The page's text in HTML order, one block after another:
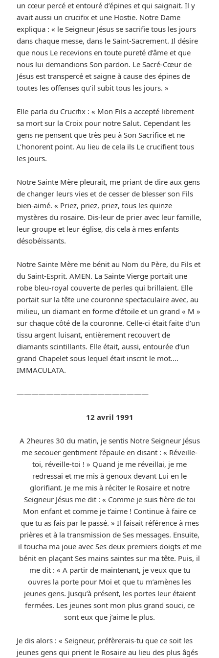
un cœur percé et entouré d’épines et qui saignait. Il y
avait aussi un crucifix et une Hostie. Notre Dame
expliqua : « le Seigneur Jésus se sacrifie tous les jours
dans chaque messe, dans le Saint-Sacrement. Il désire
que nous Le recevions en toute pureté d’âme et que
nous lui demandions Son pardon. Le Sacré-Cœur de
Jésus est transpercé et saigne à cause des épines de
toutes les offenses qu’il subit tous les jours. »
Elle parla du Crucifix : « Mon Fils a accepté librement
sa mort sur la Croix pour notre Salut. Cependant les
gens ne pensent que très peu à Son Sacrifice et ne
L’honorent point. Au lieu de cela ils Le crucifient tous
les jours.
Notre Sainte Mère pleurait, me priant de dire aux gens
de changer leurs vies et de cesser de blesser son Fils
bien-aimé. « Priez, priez, priez, tous les quinze
mystères du rosaire. Dis-leur de prier avec leur famille,
leur groupe et leur église, dis cela à mes enfants
désobéissants.
Notre Sainte Mère me bénit au Nom du Père, du Fils et
du Saint-Esprit. AMEN. La Sainte Vierge portait une
robe bleu-royal couverte de perles qui brillaient. Elle
portait sur la tête une couronne spectaculaire avec, au
milieu, un diamant en forme d’étoile et un grand « M »
sur chaque côté de la couronne. Celle-ci était faite d’un
tissu argent luisant, entièrement recouvert de
diamants scintillants. Elle était, aussi, entourée d’un
grand Chapelet sous lequel était inscrit le mot….
IMMACULATA.
——————————————————
12 avril 1991
A 2heures 30 du matin, je sentis Notre Seigneur Jésus
me secouer gentiment l’épaule en disant : « Réveille-
toi, réveille-toi ! » Quand je me réveillai, je me
redressai et me mis à genoux devant Lui en le
glorifiant. Je me mis à réciter le Rosaire et notre
Seigneur Jésus me dit : « Comme je suis fière de toi
Mon enfant et comme je t’aime ! Continue à faire ce
que tu as fais par le passé. » Il faisait référence à mes
prières et à la transmission de Ses messages. Ensuite,
il toucha ma joue avec Ses deux premiers doigts et me
bénit en plaçant Ses mains saintes sur ma tête. Puis, il
me dit : « A partir de maintenant, je veux que tu
ouvres la porte pour Moi et que tu m’amènes les
jeunes gens. Jusqu’à présent, les portes leur étaient
fermées. Les jeunes sont mon plus grand souci, ce
sont eux que j’aime le plus.
Je dis alors : « Seigneur, préfèrerais-tu que ce soit les
jeunes gens qui prient le Rosaire au lieu des plus âgés